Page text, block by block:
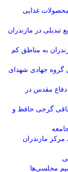
محصولات غذایی
در مازندران
به مناطق کم
گروه جهادی شهدای
مقدس در
گرجی حافظ و
مرکز مازندران
مجلسی‌ها